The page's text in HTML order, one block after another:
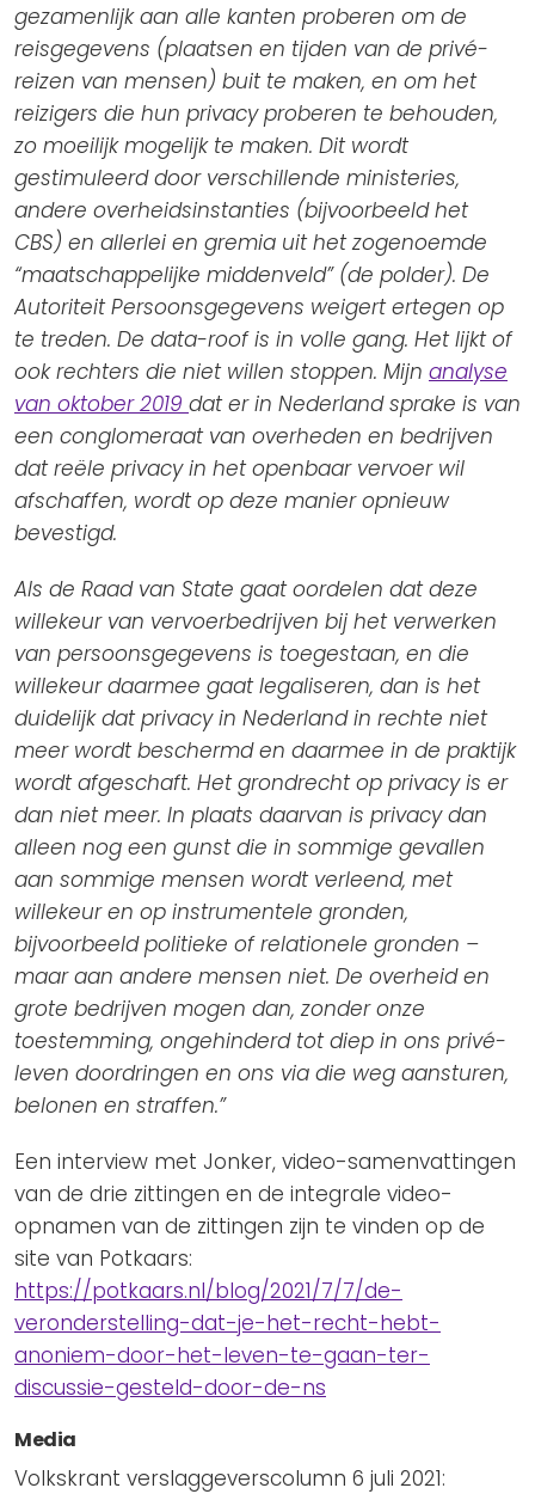
gezamenlijk aan alle kanten proberen om de
reisgegevens (plaatsen en tijden van de privé-
reizen van mensen) buit te maken, en om het
reizigers die hun privacy proberen te behouden,
zo moeilijk mogelijk te maken. Dit wordt
gestimuleerd door verschillende ministeries,
andere overheidsinstanties (bijvoorbeeld het
CBS) en allerlei en gremia uit het zogenoemde
“maatschappelijke middenveld” (de polder). De
Autoriteit Persoonsgegevens weigert ertegen op
te treden. De data-roof is in volle gang. Het lijkt of
ook rechters die niet willen stoppen. Mijn analyse
van oktober 2019 dat er in Nederland sprake is van
een conglomeraat van overheden en bedrijven
dat reële privacy in het openbaar vervoer wil
afschaffen, wordt op deze manier opnieuw
bevestigd.
Als de Raad van State gaat oordelen dat deze
willekeur van vervoerbedrijven bij het verwerken
van persoonsgegevens is toegestaan, en die
willekeur daarmee gaat legaliseren, dan is het
duidelijk dat privacy in Nederland in rechte niet
meer wordt beschermd en daarmee in de praktijk
wordt afgeschaft. Het grondrecht op privacy is er
dan niet meer. In plaats daarvan is privacy dan
alleen nog een gunst die in sommige gevallen
aan sommige mensen wordt verleend, met
willekeur en op instrumentele gronden,
bijvoorbeeld politieke of relationele gronden –
maar aan andere mensen niet. De overheid en
grote bedrijven mogen dan, zonder onze
toestemming, ongehinderd tot diep in ons privé-
leven doordringen en ons via die weg aansturen,
belonen en straffen.”
Een interview met Jonker, video-samenvattingen
van de drie zittingen en de integrale video-
opnamen van de zittingen zijn te vinden op de
site van Potkaars:
https://potkaars.nl/blog/2021/7/7/de-
veronderstelling-dat-je-het-recht-hebt-
anoniem-door-het-leven-te-gaan-ter-
discussie-gesteld-door-de-ns
Media
Volkskrant verslaggeverscolumn 6 juli 2021: